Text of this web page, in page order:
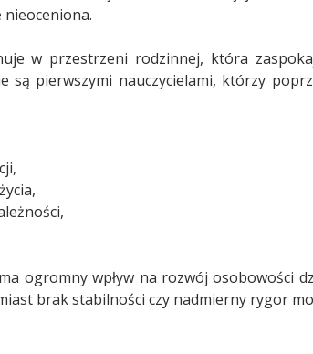
w przestrzeni rodzinnej, która
pierwszymi nauczycielami, którzy
ogromny wpływ na rozwój osobowości
brak stabilności czy nadmierny rygor